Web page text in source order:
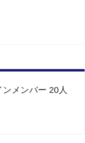
メンバー 20人